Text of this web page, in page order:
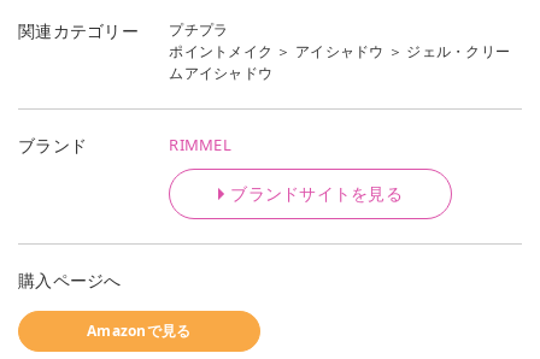
関連カテゴリー
プチプラ
ポイントメイク ＞ アイシャドウ ＞ ジェル・クリー
ムアイシャドウ
ブランド RIMMEL
ブランドサイトを見る
購入ページへ
Amazonで見る